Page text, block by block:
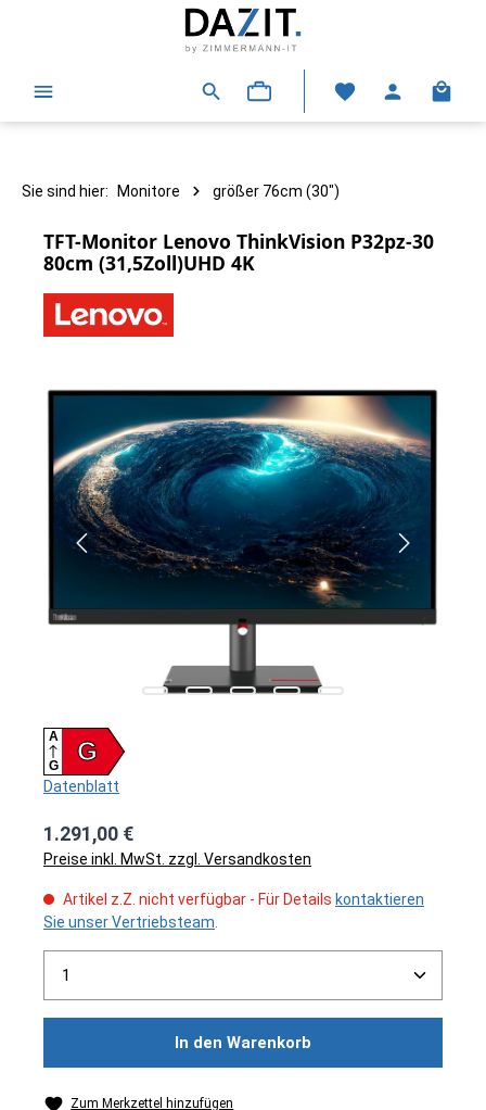
Sie sind hier: Monitore größer 76cm (30")
TFT-Monitor Lenovo ThinkVision P32pz-30
80cm (31,5Zoll)UHD 4K
Bildergalerie überspringen
G
A
G
Datenblatt
1.291,00 €
Preise inkl. MwSt. zzgl. Versandkosten
Artikel z.Z. nicht verfügbar - Für Details kontaktieren
Sie unser Vertriebsteam
Produkt Anzahl: Gib den gewünschten Wert ein
In den Warenkorb
Zum Merkzettel hinzufügen